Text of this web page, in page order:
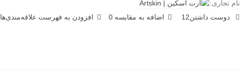
نام تجاری:
دوست داشتن12 اضافه به مقایسه 0 افزودن به فهرست علاقه‌مندی‌ها